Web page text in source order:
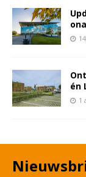
én
1